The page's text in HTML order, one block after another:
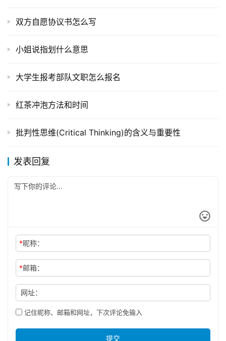
双方自愿协议书怎么写
小姐说指划什么意思
大学生报考部队文职怎么报名
红茶冲泡方法和时间
批判性思维(Critical Thinking)的含义与重要性
发表回复
*昵称：
*邮箱：
网址：
记住昵称、邮箱和网址，下次评论免输入
提交